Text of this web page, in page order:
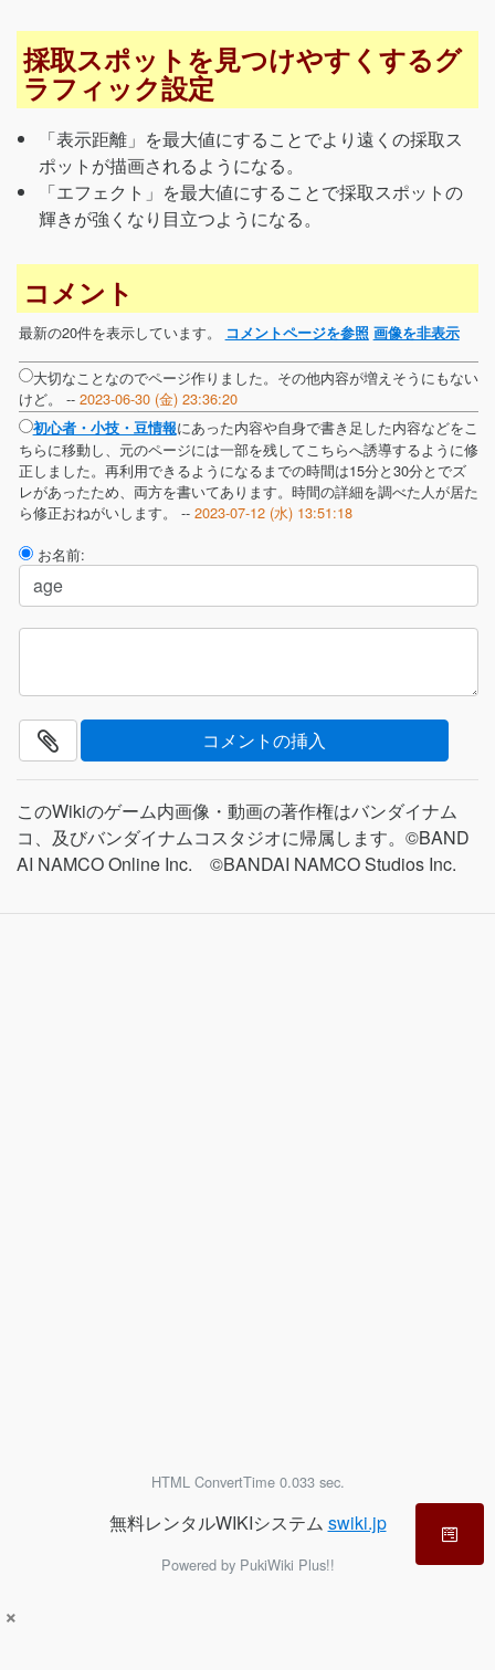
×
採取スポットを見つけやすくするグ
ラフィック設定
「表示距離」を最大値にすることでより遠くの採取ス
ポットが描画されるようになる。
「エフェクト」を最大値にすることで採取スポットの
輝きが強くなり目立つようになる。
コメント
最新の20件を表示しています。 コメントページを参照 画像を非表示
大切なことなのでページ作りました。その他内容が増えそうにもない
けど。 -- 2023-06-30 (金) 23:36:20
初心者・小技・豆情報にあった内容や自身で書き足した内容などをこ
ちらに移動し、元のページには一部を残してこちらへ誘導するように修
正しました。再利用できるようになるまでの時間は15分と30分とでズ
レがあったため、両方を書いてあります。時間の詳細を調べた人が居た
ら修正おねがいします。 -- 2023-07-12 (水) 13:51:18
お名前:
このWikiのゲーム内画像・動画の著作権はバンダイナム
コ、及びバンダイナムコスタジオに帰属します。©BAND
AI NAMCO Online Inc. ©BANDAI NAMCO Studios Inc.
HTML ConvertTime 0.033 sec.
無料レンタルWIKIシステム swiki.jp
Powered by PukiWiki Plus!!